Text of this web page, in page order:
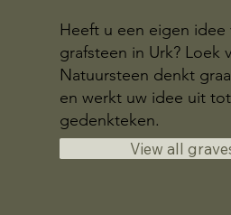
Heeft u een eigen idee
grafsteen in Urk? Loek
Natuursteen denkt
en werkt uw idee uit
gedenkteken.
View all